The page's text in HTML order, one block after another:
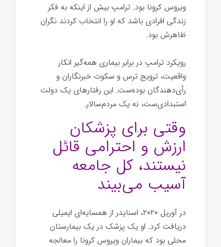
ویروس کرونا بود. ترامپ بیش از اینکه به فکر
زندگی افرادی باشد که او را انتخاب کردند نگران
ظاهرش بود.
رویکرد ترامپ در برابر بیماری همه‌گیر انکار
واقعیت، ترویج ترس و سکوت خبرنگاران و
رأی‌دهندگان بوده‌ست. این رفتارهای یک دولت
استبدادی‌ست، نه یک مردم‌سالار.
وقتی برای پزشکان
ارزش و احترامی قائل
نیستند، کل جامعه
آسیب می‌بیند
در آوریل ۲۰۲۰، اسنایدر از همسایه‌ای ایمیلی
دریافت کرد. او یک پزشک در یک بیمارستان
محلی بود که بیماران ویروس کرونا را معالجه